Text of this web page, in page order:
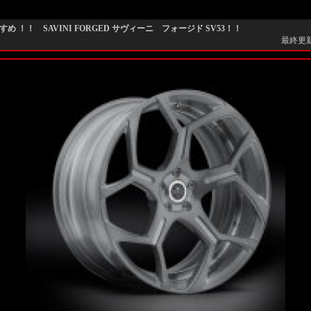
め ！！ SAVINI FORGED サヴィーニ フォージド SV53！！
最終更